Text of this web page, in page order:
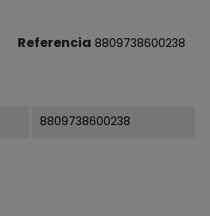
Referencia 8809738600238
8809738600238